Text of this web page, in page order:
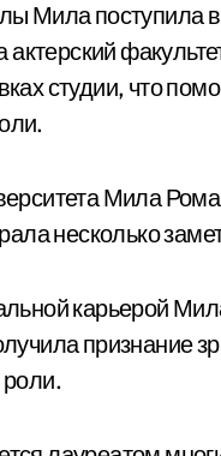
Мила поступила
актерский
студии, что
Мила
несколько
карьерой
признание
роли.